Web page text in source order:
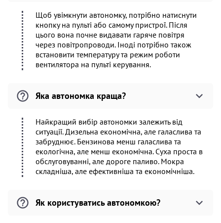
Щоб увімкнути автономку, потрібно натиснути
кнопку на пульті або самому пристрої. Після
цього вона почне видавати гаряче повітря
через повітропроводи. Іноді потрібно також
встановити температуру та режим роботи
вентилятора на пульті керування.
Яка автономка краща?
Найкращий вибір автономки залежить від
ситуації. Дизельна економічна, але галаслива та
забруднює. Бензинова менш галаслива та
екологічна, але менш економічна. Суха проста в
обслуговуванні, але дороге паливо. Мокра
складніша, але ефективніша та економічніша.
Як користуватись автономкою?